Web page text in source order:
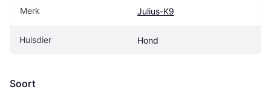
Merk Julius-K9
Huisdier Hond
Soort